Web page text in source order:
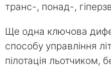
транс-, понад-,
Ще одна ключова
способу управління
пілотація льотчиком,